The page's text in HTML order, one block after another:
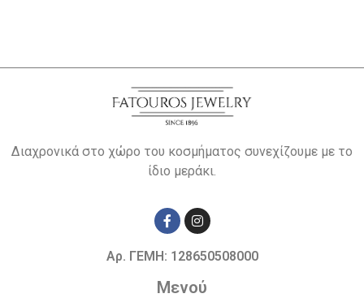
Διαχρονικά στο χώρο του κοσμήματος συνεχίζουμε με το
ίδιο μεράκι.
Αρ. ΓΕΜΗ: 128650508000
Μενού